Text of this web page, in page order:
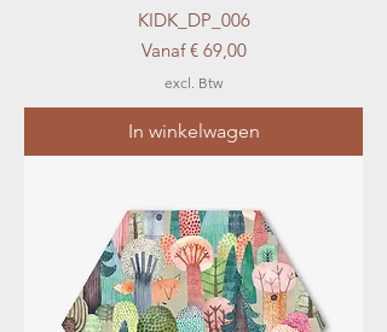
KIDK_DP_006
Vanaf€ 69,00
Verkoopprijs
excl. Btw
In winkelwagen